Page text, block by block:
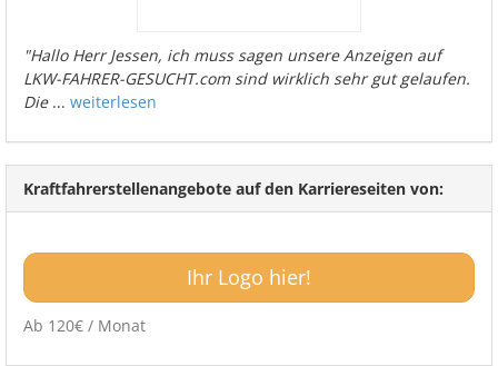
"Hallo Herr Jessen, ich muss sagen unsere Anzeigen auf
LKW-FAHRER-GESUCHT.com sind wirklich sehr gut gelaufen.
Die... weiterlesen
Kraftfahrerstellenangebote auf den Karriereseiten von:
Ihr Logo hier!
Ab 120€ / Monat